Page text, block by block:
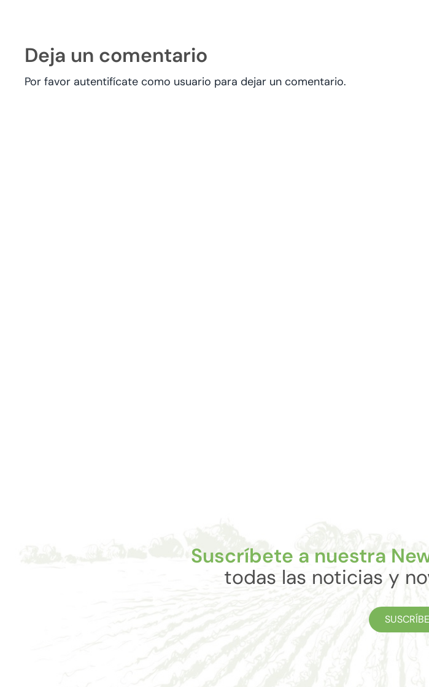
Deja un comentario
Por favor autentifícate como usuario para dejar un comentario.
Suscríbete a nuestra
todas las noticias y